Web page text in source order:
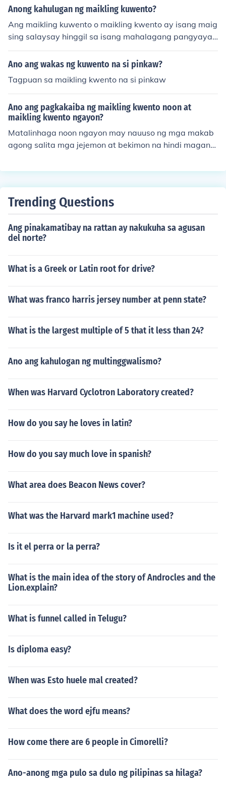
ng isang lipunan.
ugat ng mundo, sa pangalan ng kwento, literal na ito a
g ibig sabihin ay short story, o maliit lamang ang takbo
ng kwento.
Anong kahulugan ng maikling kuwento?
Ang maikling kuwento o maikling kwento ay isang maig
sing salaysay hinggil sa isang mahalagang pangyayari
ng kinasasangkutan ng isa o ilang tauhan at may iisan
g kakintalan o impresyon lamang. Si Edgar Allan Poe a
Ano ang wakas ng kuwento na si pinkaw?
Tagpuan sa maikling kwento na si pinkaw
Ano ang pagkakaiba ng maikling kwento noon at
maikling kwento ngayon?
Matalinhaga noon ngayon may nauuso ng mga makab
agong salita mga jejemon at bekimon na hindi magand
Trending Questions
Ang pinakamatibay na rattan ay nakukuha sa agusan
del norte?
What is a Greek or Latin root for drive?
What was franco harris jersey number at penn state?
What is the largest multiple of 5 that it less than 24?
Ano ang kahulogan ng multinggwalismo?
When was Harvard Cyclotron Laboratory created?
How do you say he loves in latin?
How do you say much love in spanish?
What area does Beacon News cover?
What was the Harvard mark1 machine used?
Is it el perra or la perra?
What is the main idea of the story of Androcles and the
Lion.explain?
What is funnel called in Telugu?
Is diploma easy?
When was Esto huele mal created?
What does the word ejfu means?
How come there are 6 people in Cimorelli?
Ano-anong mga pulo sa dulo ng pilipinas sa hilaga?